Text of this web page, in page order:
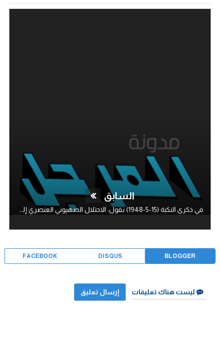
السابق
في ذكرى النكبة (15-5-1948) نقول: الاحتلال الصهيوني العنصري إلى الزوال
BLOGGER
DISQUS
FACEBOOK
ليست هناك تعليقات إرسال تعليق